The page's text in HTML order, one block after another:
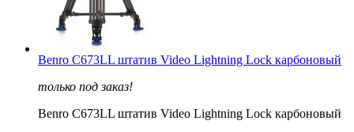
Benro C673LL штатив Video Lightning Lock карбоновый
только под заказ!
Benro C673LL штатив Video Lightning Lock карбоновый